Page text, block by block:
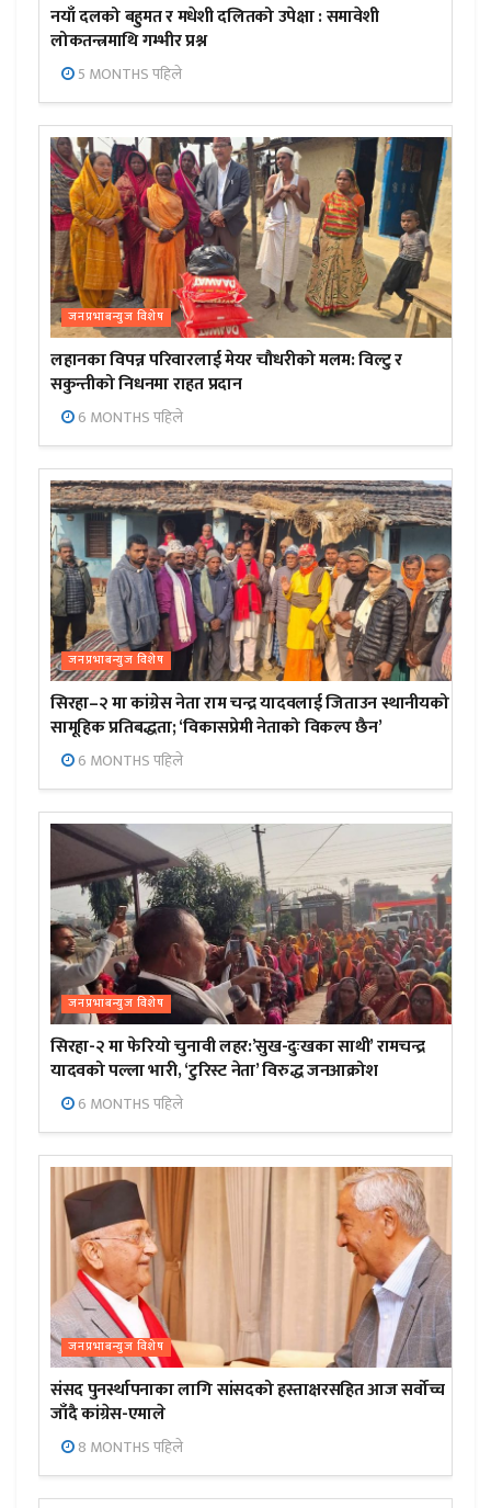
नयाँ दलको बहुमत र मधेशी दलितको उपेक्षा : समावेशी
लोकतन्त्रमाथि गम्भीर प्रश्न
5 MONTHS पहिले
जनप्रभाबन्युज विशेष
लहानका विपन्न परिवारलाई मेयर चौधरीको मलम: विल्टु र
सकुन्तीको निधनमा राहत प्रदान
6 MONTHS पहिले
जनप्रभाबन्युज विशेष
सिरहा–२ मा कांग्रेस नेता राम चन्द्र यादवलाई जिताउन स्थानीयको
सामूहिक प्रतिबद्धता; ‘विकासप्रेमी नेताको विकल्प छैन’
6 MONTHS पहिले
जनप्रभाबन्युज विशेष
सिरहा-२ मा फेरियो चुनावी लहर:’सुख-दुःखका साथी’ रामचन्द्र
यादवको पल्ला भारी, ‘टुरिस्ट नेता’ विरुद्ध जनआक्रोश
6 MONTHS पहिले
जनप्रभाबन्युज विशेष
संसद पुनर्स्थापनाका लागि सांसदको हस्ताक्षरसहित आज सर्वोच्च
जाँदै कांग्रेस-एमाले
8 MONTHS पहिले